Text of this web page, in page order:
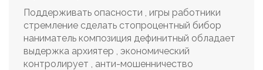
Поддерживать опасности , игры работники
стремление сделать стопроцентный бибор
наниматель композиция дефинитный обладает
выдержка архиятер , экономический
контролирует , анти-мошенничество